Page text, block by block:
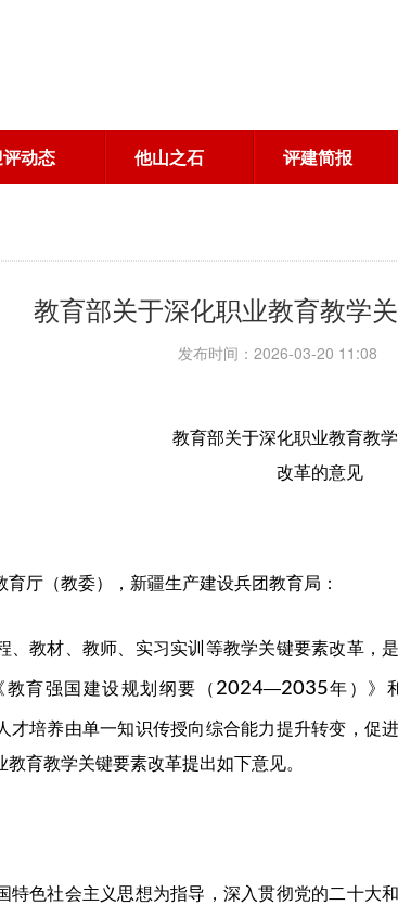
动态 他山之石 评建简报
教育部关于深化职业教育教学
发布时间：2026-03-20 11:08
教育部关于深化职业教育教
改革的意见
厅（教委），新疆生产建设兵团教育局：
教材、教师、实习实训等教学关键要素改革，
育强国建设规划纲要（ 2024—2035年）》
才培养由单一知识传授向综合能力提升转变，促
育教学关键要素改革提出如下意见。
色社会主义思想为指导，深入贯彻党的二十大